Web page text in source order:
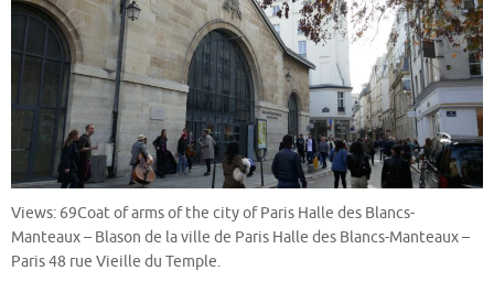
Views: 69Coat of arms of the city of Paris Halle des Blancs-
Manteaux – Blason de la ville de Paris Halle des Blancs-Manteaux –
Paris 48 rue Vieille du Temple.